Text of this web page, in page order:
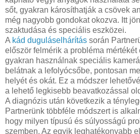
sőt, gyakran károsíthatják a csövek
még nagyobb gondokat okozva. Itt
szaktudása és speciális eszközei.
A kád duguláselhárítás során
először felmérik a probléma mértékét
gyakran használnak speciális
belátnak a lefolyócsőbe, pontosan
helyét és okát. Ez a módszer
a lehető legkisebb beavatkozással
A diagnózis után következik a
Partnerünk többféle módszert is
hogy milyen típusú és súlyosságú
szemben. Az egyik leghatékonyabb